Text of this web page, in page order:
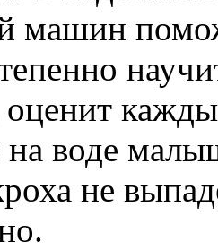
машин
оценит
воде
не